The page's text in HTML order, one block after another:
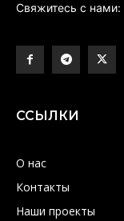
Свяжитесь с нами:
ССЫЛКИ
О нас
Контакты
Наши проекты